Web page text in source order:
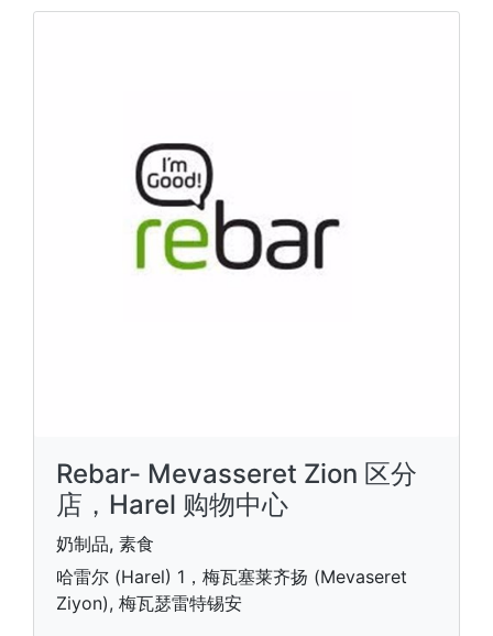
Rebar- Mevasseret Zion 区分
店，Harel 购物中心
奶制品, 素食
哈雷尔 (Harel) 1，梅瓦塞莱齐扬 (Mevaseret
Ziyon), 梅瓦瑟雷特锡安